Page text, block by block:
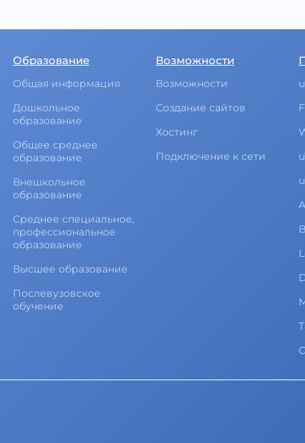
Образование
Общая информация
Дошкольное
образование
Общее среднее
образование
Внешкольное
образование
Среднее специальное,
профессиональное
образование
Высшее образование
Послевузовское
обучение
Возможности
Возможности
Создание сайтов
Хостинг
Подключение к сети